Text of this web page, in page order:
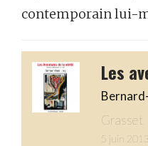
contemporain lui-
Les
Grasset
5 juin 2013